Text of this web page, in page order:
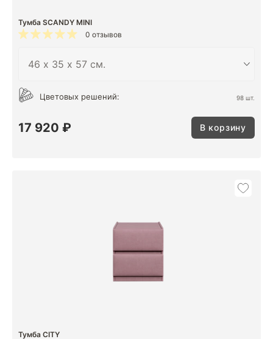
Тумба SCANDY MINI
0 отзывов
Цветовых решений: 98 шт.
17 920 ₽ В корзину
Тумба CITY